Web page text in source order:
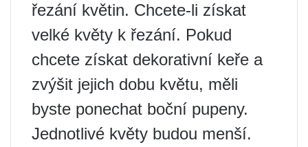
řezání květin. Chcete-li získat
velké květy k řezání. Pokud
chcete získat dekorativní keře a
zvýšit jejich dobu květu, měli
byste ponechat boční pupeny.
Jednotlivé květy budou menší.